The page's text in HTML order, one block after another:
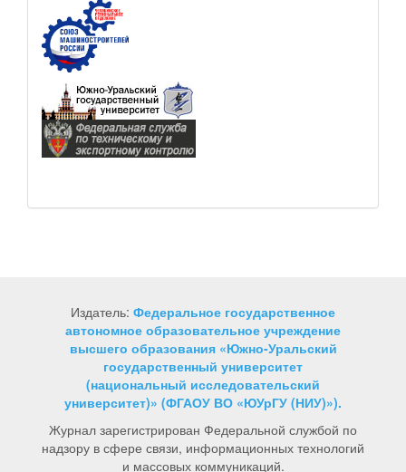
Издатель: Федеральное государственное
автономное образовательное учреждение
высшего образования «Южно-Уральский
государственный университет
(национальный исследовательский
университет)» (ФГАОУ ВО «ЮУрГУ (НИУ)»).
Журнал зарегистрирован Федеральной службой по
надзору в сфере связи, информационных технологий
и массовых коммуникаций.